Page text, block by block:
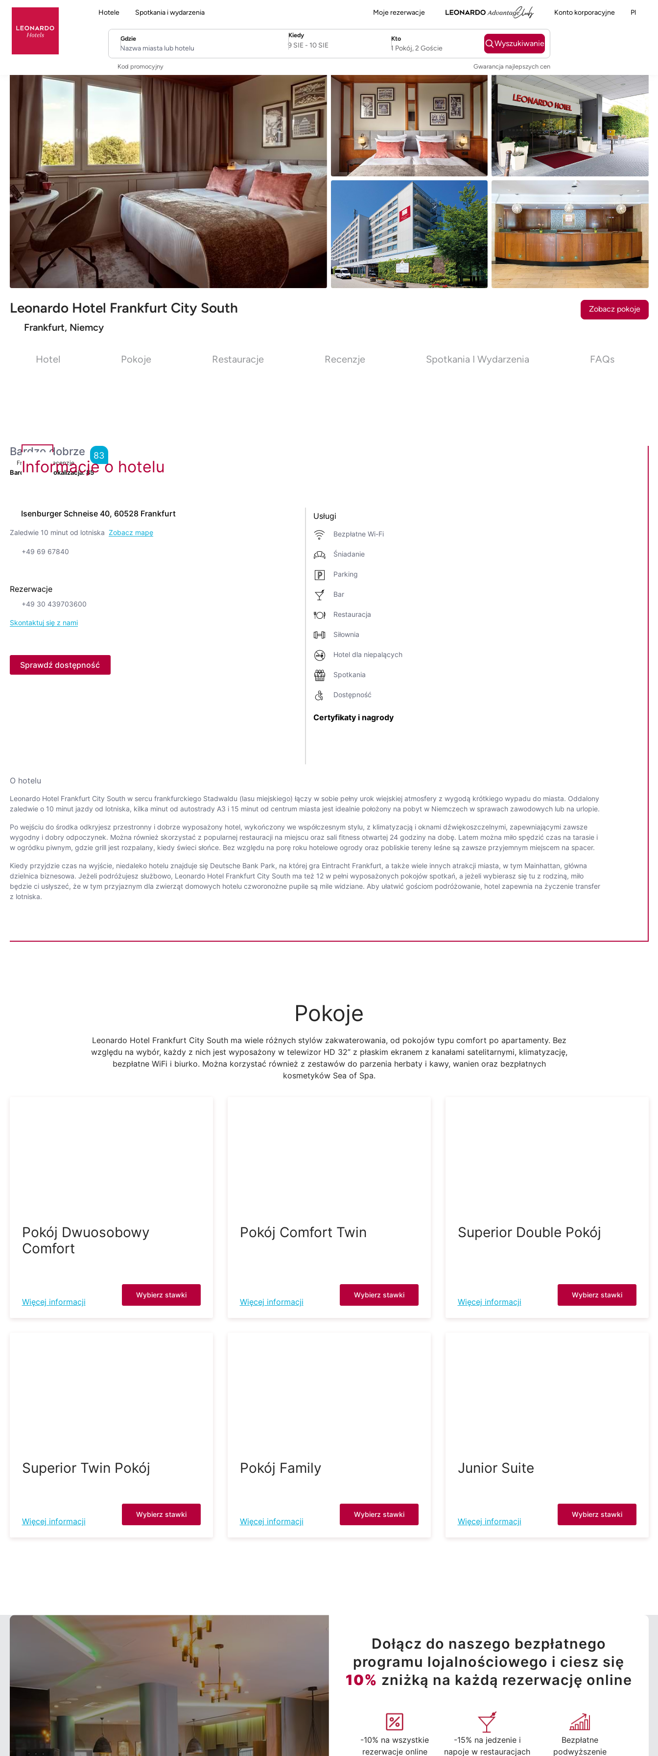
Hotele Spotkania i wydarzenia Moje rezerwacje Konto korporacyjne Pl
Leonardo Hotel Frankfurt City South
Frankfurt, Niemcy
Zobacz pokoje
Gdzie
Nazwa miasta lub hotelu
Kiedy
SelectDate
9 SIE - 10 SIE
Kto
Username
1 Pokój, 2 Goście
Wyszukiwanie
Kod promocyjny Gwarancja najlepszych cen
Hotel Pokoje Restauracje Recenzje Spotkania I Wydarzenia FAQs
Bardzo dobrze
From5,913 Recenzje
83
Bardzo dobra lokalizacja.85
Informacje o hotelu
Isenburger Schneise 40, 60528 Frankfurt
Zaledwie 10 minut od lotniska Zobacz mapę
+49 69 67840
Rezerwacje
+49 30 439703600
Skontaktuj się z nami
Sprawdź dostępność
Usługi
Bezpłatne Wi-Fi
Śniadanie
Parking
Bar
Restauracja
Siłownia
Hotel dla niepalących
Spotkania
Dostępność
Certyfikaty i nagrody
O hotelu
Leonardo Hotel Frankfurt City South w sercu frankfurckiego Stadwaldu (lasu miejskiego) łączy w sobie pełny urok wiejskiej atmosfery z wygodą krótkiego wypadu do miasta. Oddalony
zaledwie o 10 minut jazdy od lotniska, kilka minut od autostrady A3 i 15 minut od centrum miasta jest idealnie położony na pobyt w Niemczech w sprawach zawodowych lub na urlopie.
Po wejściu do środka odkryjesz przestronny i dobrze wyposażony hotel, wykończony we współczesnym stylu, z klimatyzacją i oknami dźwiękoszczelnymi, zapewniającymi zawsze
wygodny i dobry odpoczynek. Można również skorzystać z popularnej restauracji na miejscu oraz sali fitness otwartej 24 godziny na dobę. Latem można miło spędzić czas na tarasie i
w ogródku piwnym, gdzie grill jest rozpalany, kiedy świeci słońce. Bez względu na porę roku hotelowe ogrody oraz pobliskie tereny leśne są zawsze przyjemnym miejscem na spacer.
Kiedy przyjdzie czas na wyjście, niedaleko hotelu znajduje się Deutsche Bank Park, na której gra Eintracht Frankfurt, a także wiele innych atrakcji miasta, w tym Mainhattan, główna
dzielnica biznesowa. Jeżeli podróżujesz służbowo, Leonardo Hotel Frankfurt City South ma też 12 w pełni wyposażonych pokojów spotkań, a jeżeli wybierasz się tu z rodziną, miło
będzie ci usłyszeć, że w tym przyjaznym dla zwierząt domowych hotelu czworonożne pupile są mile widziane. Aby ułatwić gościom podróżowanie, hotel zapewnia na życzenie transfer
z lotniska.
Pokoje
Leonardo Hotel Frankfurt City South ma wiele różnych stylów zakwaterowania, od pokojów typu comfort po apartamenty. Bez
względu na wybór, każdy z nich jest wyposażony w telewizor HD 32” z płaskim ekranem z kanałami satelitarnymi, klimatyzację,
bezpłatne WiFi i biurko. Można korzystać również z zestawów do parzenia herbaty i kawy, wanien oraz bezpłatnych
kosmetyków Sea of Spa.
Pokój Dwuosobowy
Comfort
Więcej informacji
Wybierz stawki
Pokój Comfort Twin
Więcej informacji
Wybierz stawki
Superior Double Pokój
Więcej informacji
Wybierz stawki
Superior Twin Pokój
Więcej informacji
Wybierz stawki
Pokój Family
Więcej informacji
Wybierz stawki
Junior Suite
Więcej informacji
Wybierz stawki
Dołącz do naszego bezpłatnego
programu lojalnościowego i ciesz się
10% zniżką na każdą rezerwację online
-10% na wszystkie
rezerwacje online
-15% na jedzenie i
napoje w restauracjach
Bezpłatne
podwyższenie